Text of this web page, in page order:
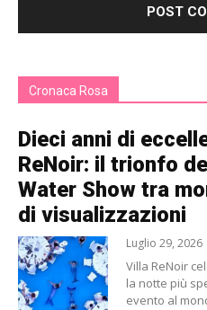
Cronaca Rosa
Dieci anni di
ReNoir: il trionfo
Water Show tra
di visualizzazioni
Luglio 29, 2026
Villa ReNoir
la notte più
evento al